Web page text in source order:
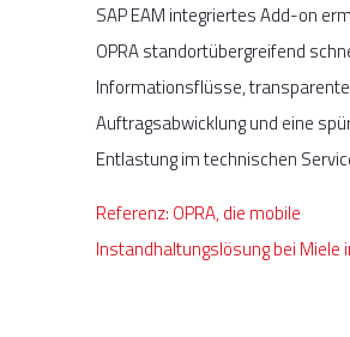
SAP EAM integriertes Add-on
OPRA standortübergreifend
Informationsflüsse, transparente
Auftragsabwicklung und eine
Entlastung im technischen
Referenz: OPRA, die mobile
Instandhaltungslösung bei Miele